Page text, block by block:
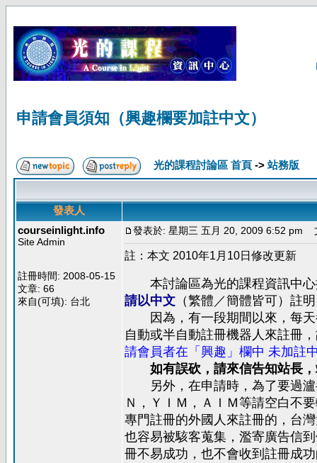
申請會員須知（興趣欄要加註中文）
光的課程討論區 首頁 ->站務版
發表人
courseinlight.info
Site Admin
註冊時間: 2008-05-15
文章: 66
來自(可填): 台北
發表於: 星期三 五月 20, 2009 6:52 pm
註：本文 2010年1月10日修改更新
本討論區為光的課程資訊中心
請以中文 （繁體／簡體皆可）註
因為，有一段期間以來，每天
自動或半自動註冊機器人來註冊
請會員者在「興趣」欄中 未加註
如有誤砍，請來信告知站長
另外，在申請時，為了要過瀘
Ｎ，ＹＩＭ，ＡＩＭ等請空白不
專門註冊的外國人來註冊的，台
也容易被駭客蒐集，濫寄廣告信
冊不易成功，也不會收到註冊成